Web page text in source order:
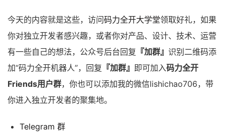
今天的内容就是这些，访问码力全开大学堂领取好礼，如果
你对独立开发者感兴趣，或者你对产品、设计、技术、运营
有一些自己的想法，公众号后台回复 『加群』 识别二维码添
加“码力全开机器人”，回复 『加群』 即可加入码力全开
Friends用户群，你也可以添加我的微信lishichao706，带
你进入独立开发者的聚集地。
Telegram 群